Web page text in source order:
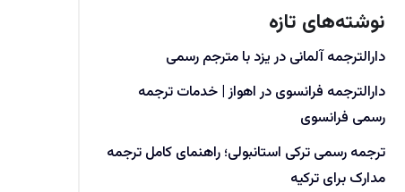
نوشته‌های تازه
دارالترجمه آلمانی در یزد با مترجم رسمی
دارالترجمه فرانسوی در اهواز | خدمات ترجمه
رسمی فرانسوی
ترجمه رسمی ترکی استانبولی؛ راهنمای کامل ترجمه
مدارک برای ترکیه